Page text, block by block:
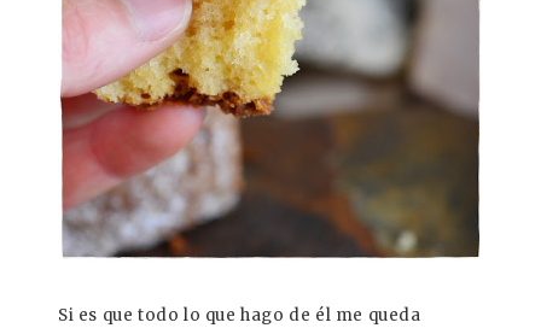
Si es que todo lo que hago de él me queda